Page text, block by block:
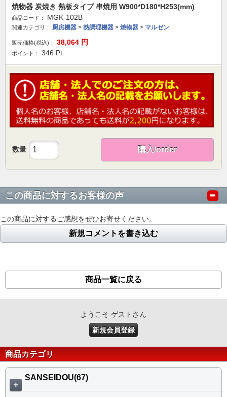
焼物器 炭焼き 熱板タイプ 串焼用 W900*D180*H253(mm)
商品コード： MGK-102B
関連カテゴリ： 厨房機器 > 熱調理機器 > 焼物器 > マルゼン
販売価格(税込)： 38,064 円
ポイント： 346 Pt
数量 購入/order
この商品に対するお客様の声
この商品に対するご感想をぜひお寄せください。
新規コメントを書き込む
商品一覧に戻る
ようこそ ゲストさん
新規会員登録
商品カテゴリ
＋
SANSEIDOU(67)